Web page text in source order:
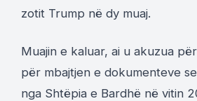
zotit Trump në dy muaj.
Muajin e kaluar, ai u akuzua
për mbajtjen e dokumenteve
nga Shtëpia e Bardhë në vitin